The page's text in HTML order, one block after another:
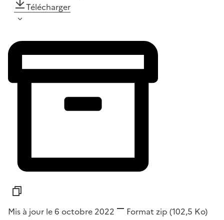
Télécharger
Mis à jour le 6 octobre 2022 Format zip (102,5 Ko)